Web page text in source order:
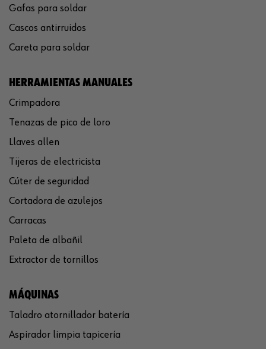
Gafas para soldar
Cascos antirruidos
Careta para soldar
HERRAMIENTAS MANUALES
Crimpadora
Tenazas de pico de loro
Llaves allen
Tijeras de electricista
Cúter de seguridad
Cortadora de azulejos
Carracas
Paleta de albañil
Extractor de tornillos
MÁQUINAS
Taladro atornillador batería
Aspirador limpia tapicería